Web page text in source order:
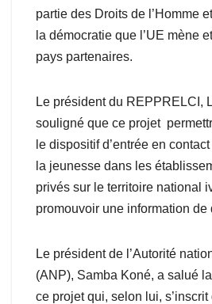
partie des Droits de l’Homme
la démocratie que l’UE mène
pays partenaires.
Le président du REPPRELCI,
souligné que ce projet
le dispositif d’entrée en
la jeunesse dans les
privés sur le territoire national
promouvoir une information de
Le président de l’Autorité
(ANP), Samba Koné, a salué
ce projet qui, selon lui, s’inscrit